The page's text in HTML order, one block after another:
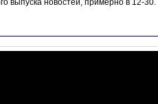
выпуска новостей, примерно в 12-30.